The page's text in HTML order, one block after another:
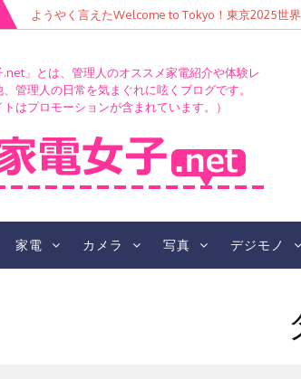
ようやく言えたWelcome to Tokyo！東京2025世
.net」とは、管理人のオススメ家電紹介や体験レ
、管理人の日常を気まぐれに呟くブログです。
トはプロモーションが含まれています。）
家電 カメラ 写真 デジモノ